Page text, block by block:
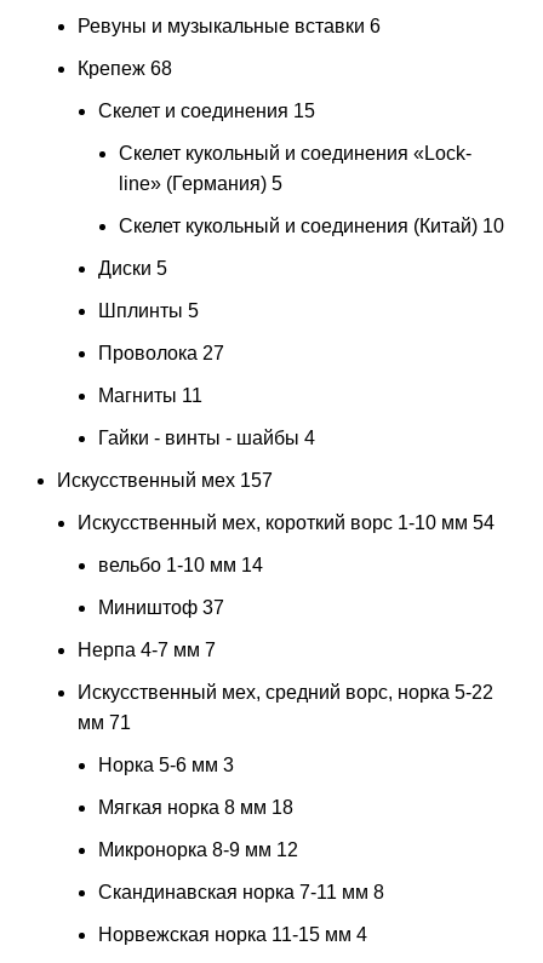
Ревуны и музыкальные вставки 6
Крепеж 68
Скелет и соединения 15
Скелет кукольный и соединения «Lock-
line» (Германия) 5
Скелет кукольный и соединения (Китай) 10
Диски 5
Шплинты 5
Проволока 27
Магниты 11
Гайки - винты - шайбы 4
Искусственный мех 157
Искусственный мех, короткий ворс 1-10 мм 54
вельбо 1-10 мм 14
Миништоф 37
Нерпа 4-7 мм 7
Искусственный мех, средний ворс, норка 5-22
мм 71
Норка 5-6 мм 3
Мягкая норка 8 мм 18
Микронорка 8-9 мм 12
Скандинавская норка 7-11 мм 8
Норвежская норка 11-15 мм 4